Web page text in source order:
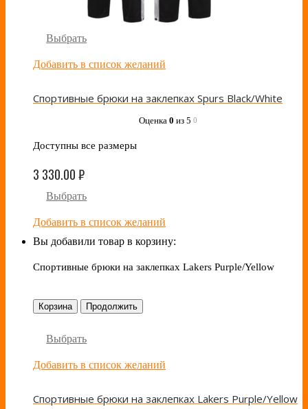
Выбрать
Добавить в список желаний
Спортивные брюки на заклепках Spurs Black/White
Оценка 0 из 5 0
Доступны все размеры
3 330.00₽
Выбрать
Добавить в список желаний
Вы добавили товар в корзину:
Спортивные брюки на заклепках Lakers Purple/Yellow
Корзина Продолжить
Выбрать
Добавить в список желаний
Спортивные брюки на заклепках Lakers Purple/Yellow